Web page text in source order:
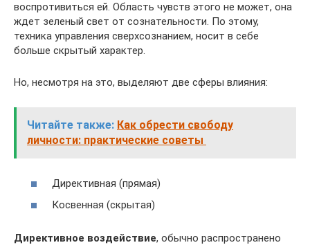
воспротивиться ей. Область чувств этого не может, она
ждет зеленый свет от сознательности. По этому,
техника управления сверхсознанием, носит в себе
больше скрытый характер.
Но, несмотря на это, выделяют две сферы влияния:
Читайте также: Как обрести свободу
личности: практические советы
Директивная (прямая)
Косвенная (скрытая)
Директивное воздействие, обычно распространено